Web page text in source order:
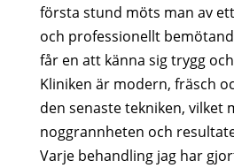
första stund möts man av
och professionellt
får en att känna sig trygg
Kliniken är modern, fräsch
den senaste tekniken, vilket
noggrannheten och
Varje behandling jag har